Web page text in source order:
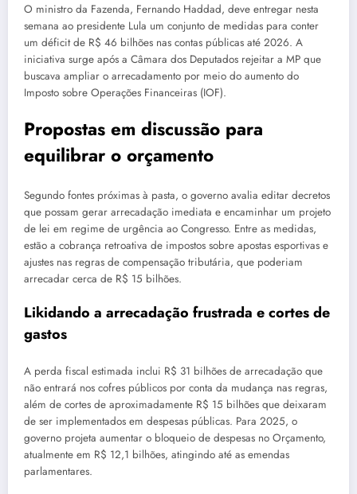
O ministro da Fazenda, Fernando Haddad, deve entregar nesta
semana ao presidente Lula um conjunto de medidas para conter
um déficit de R$ 46 bilhões nas contas públicas até 2026. A
iniciativa surge após a Câmara dos Deputados rejeitar a MP que
buscava ampliar o arrecadamento por meio do aumento do
Imposto sobre Operações Financeiras (IOF).
Propostas em discussão para
equilibrar o orçamento
Segundo fontes próximas à pasta, o governo avalia editar decretos
que possam gerar arrecadação imediata e encaminhar um projeto
de lei em regime de urgência ao Congresso. Entre as medidas,
estão a cobrança retroativa de impostos sobre apostas esportivas e
ajustes nas regras de compensação tributária, que poderiam
arrecadar cerca de R$ 15 bilhões.
Likidando a arrecadação frustrada e cortes de
gastos
A perda fiscal estimada inclui R$ 31 bilhões de arrecadação que
não entrará nos cofres públicos por conta da mudança nas regras,
além de cortes de aproximadamente R$ 15 bilhões que deixaram
de ser implementados em despesas públicas. Para 2025, o
governo projeta aumentar o bloqueio de despesas no Orçamento,
atualmente em R$ 12,1 bilhões, atingindo até as emendas
parlamentares.